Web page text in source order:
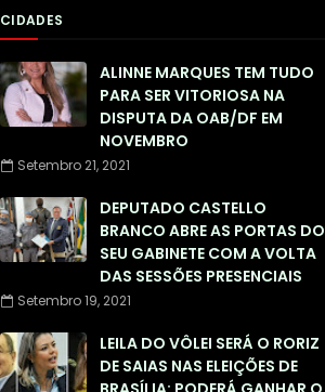
CIDADES
ALINNE MARQUES TEM TUDO
PARA SER VITORIOSA NA
DISPUTA DA OAB/DF EM
NOVEMBRO
Setembro 21, 2021
DEPUTADO CASTELLO
BRANCO ABRE AS PORTAS DO
SEU GABINETE COM A VOLTA
DAS SESSÕES PRESENCIAIS
Setembro 19, 2021
LEILA DO VÔLEI SERÁ O RORIZ
DE SAIAS NAS ELEIÇÕES DE